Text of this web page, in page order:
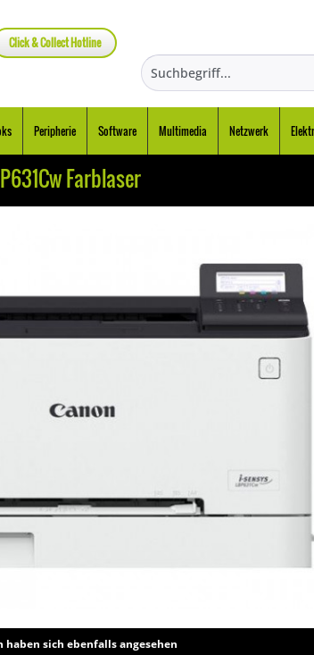
Click & Collect Hotline
Peripherie Software Multimedia Netzwerk
Farblaser
haben sich ebenfalls angesehen